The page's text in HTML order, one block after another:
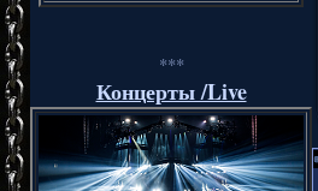
***
Концерты /Live